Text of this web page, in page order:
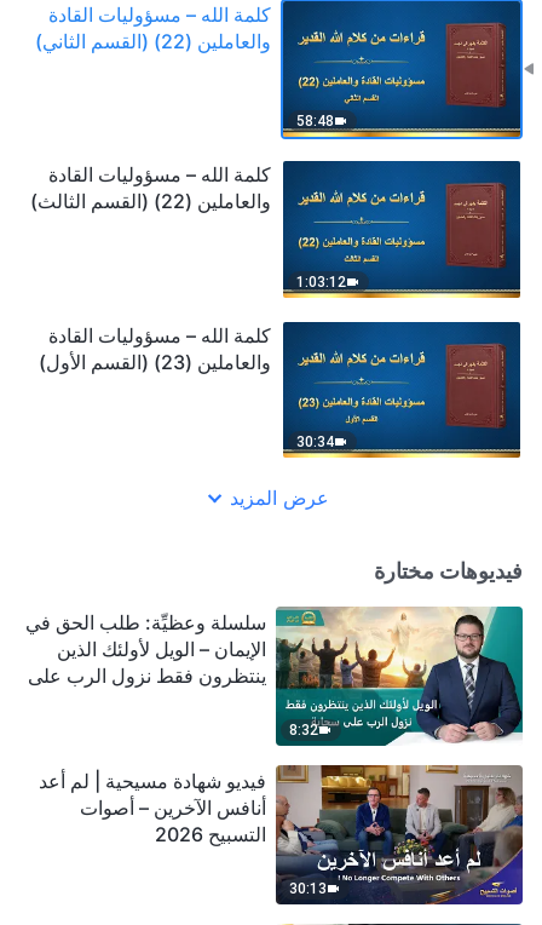
58:48
كلمة الله – مسؤوليات القادة
والعاملين (22) (القسم الثاني)
1:03:12
كلمة الله – مسؤوليات القادة
والعاملين (22) (القسم الثالث)
30:34
كلمة الله – مسؤوليات القادة
والعاملين (23) (القسم الأول)
عرض المزيد
فيديوهات مختارة
8:32
سلسلة وعظيِّة: طلب الحق في
الإيمان – الويل لأولئك الذين
ينتظرون فقط نزول الرب على
30:13
فيديو شهادة مسيحية | لم أعد
أنافس الآخرين – أصوات
التسبيح 2026